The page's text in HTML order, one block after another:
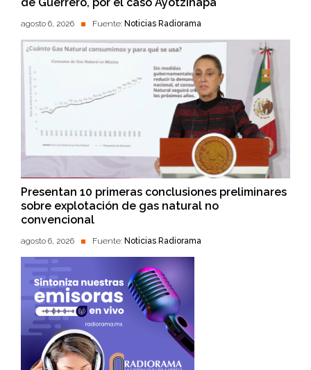
agosto 6, 2026 Fuente: Noticias Radiorama
Presentan 10 primeras conclusiones preliminares
sobre explotación de gas natural no
convencional
agosto 6, 2026 Fuente: Noticias Radiorama